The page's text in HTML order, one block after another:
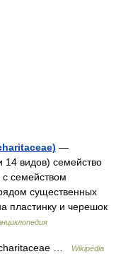
—
видов) семейство
семейством
существенных
пластинку и черешок
…
Wikipédia